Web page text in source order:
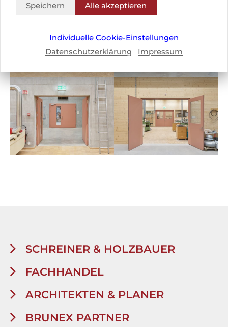
Speichern
Alle akzeptieren
Individuelle Cookie-Einstellungen
Datenschutzerklärung
Impressum
SCHREINER & HOLZBAUER
FACHHANDEL
ARCHITEKTEN & PLANER
BRUNEX PARTNER